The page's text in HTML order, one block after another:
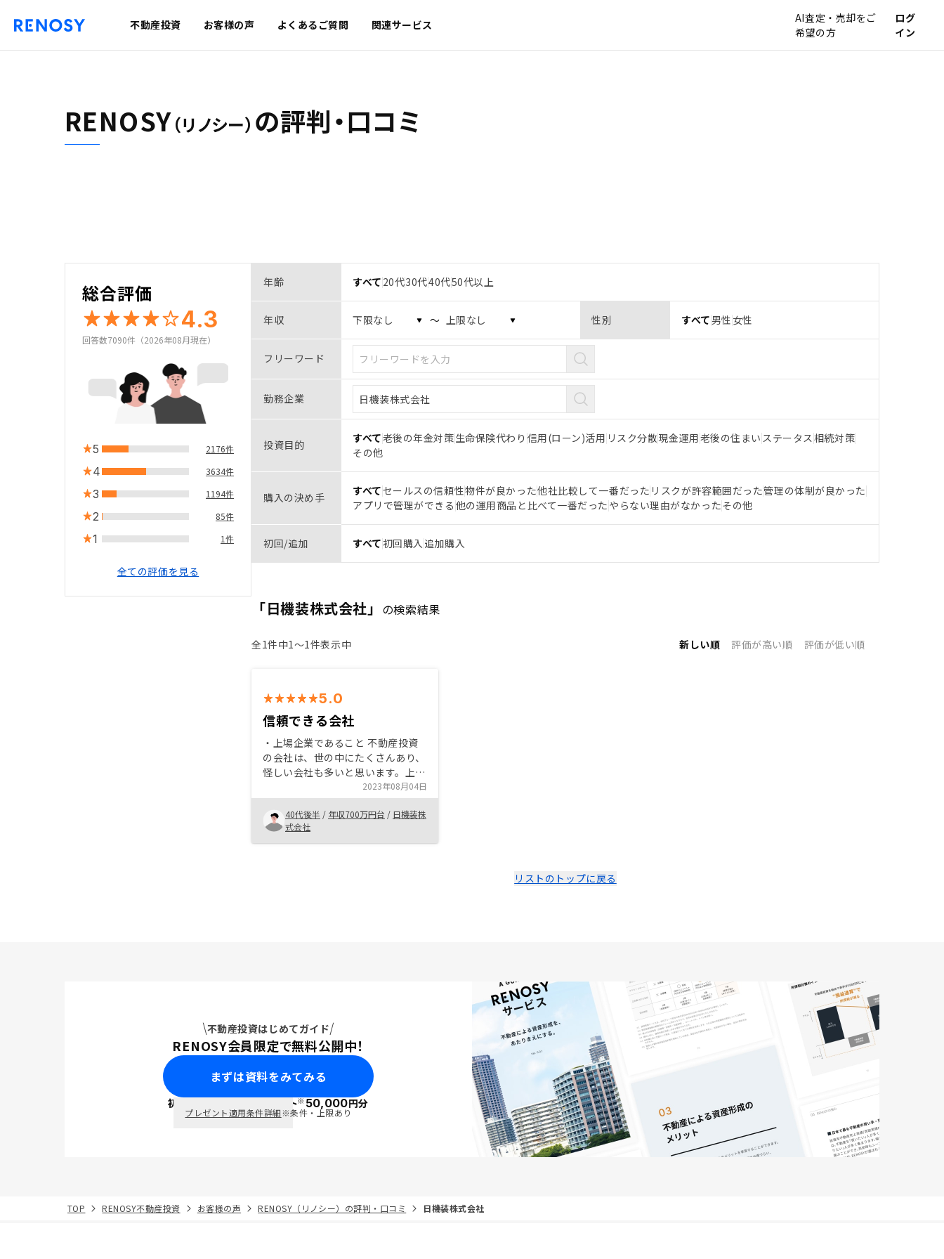
不動産投資 お客様の声 よくあるご質問 関連サービス
AI査定・売却をご
希望の方
ログ
イン
RENOSY（リノシー） の評判・口コミ
総合評価
4.3
回答数7090件（2026年08月現在）
5 2176件
4 3634件
3 1194件
2 85件
1 1件
全ての評価を見る
年齢 すべて 20代30代40代50代以上
年収 〜 性別 すべて 男性 女性
フリーワード
勤務企業
投資目的 すべて老後の年金対策生命保険代わり 信用(ローン)活用 リスク分散現金運用老後の住まい ステータス相続対策
その他
購入の決め手 すべてセールスの信頼性物件が良かった他社比較して一番だった リスクが許容範囲だった管理の体制が良かった
アプリで管理ができる 他の運用商品と比べて一番だった やらない理由がなかったその他
初回/追加 すべて初回購入 追加購入
「日機装株式会社」 の検索結果
全1件中1〜1件表示中 新しい順 評価が高い順 評価が低い順
5.0
信頼できる会社
・上場企業であること 不動産投資
の会社は、世の中にたくさんあり、
怪しい会社も多いと思います。上場
している会社は少ないため信頼でき
ると判断しました。 ・リスクにつ
いての説明がよかった 大事なこと
ですご、騙そうとしている感じはし
ませんでした。 ・シミュレーショ
2023年08月04日
40代後半 / 年収700万円台 / 日機装株
式会社
リストのトップに戻る
不動産投資はじめてガイド
RENOSY会員限定で無料公開中！
まずは資料をみてみる
初回面談で ポイント※50,000円分
プレゼント適用条件詳細※条件・上限あり
TOP RENOSY不動産投資 お客様の声 RENOSY（リノシー）の評判・口コミ 日機装株式会社